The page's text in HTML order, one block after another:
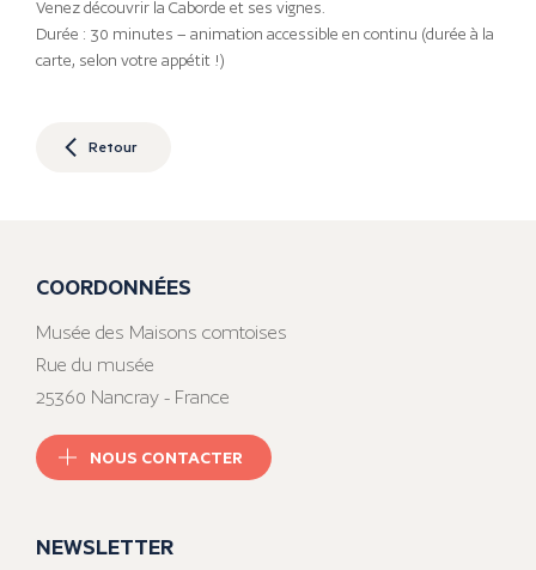
Venez découvrir la Caborde et ses vignes.
Durée : 30 minutes – animation accessible en continu (durée à la
carte, selon votre appétit !)
Retour
COORDONNÉES
Musée des Maisons comtoises
Rue du musée
25360 Nancray - France
NOUS CONTACTER
NEWSLETTER